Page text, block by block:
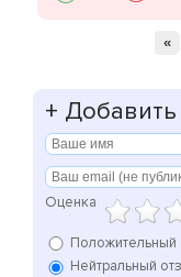
«
+
Оценка
Положительный
Нейтральный